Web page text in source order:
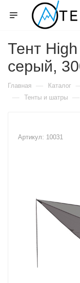
Тент
серый,
Главная — Каталог
— Тенты и шатры —
Артикул: 10031